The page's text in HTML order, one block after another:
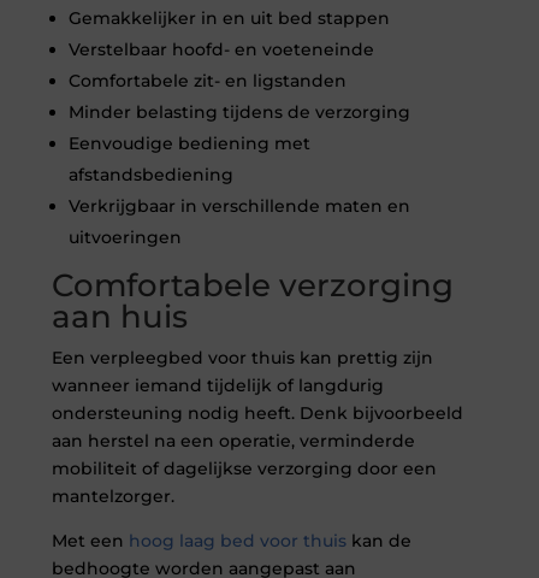
Gemakkelijker in en uit bed stappen
Verstelbaar hoofd- en voeteneinde
Comfortabele zit- en ligstanden
Minder belasting tijdens de verzorging
Eenvoudige bediening met
afstandsbediening
Verkrijgbaar in verschillende maten en
uitvoeringen
Comfortabele verzorging
aan huis
Een verpleegbed voor thuis kan prettig zijn
wanneer iemand tijdelijk of langdurig
ondersteuning nodig heeft. Denk bijvoorbeeld
aan herstel na een operatie, verminderde
mobiliteit of dagelijkse verzorging door een
mantelzorger.
Met een hoog laag bed voor thuis kan de
bedhoogte worden aangepast aan